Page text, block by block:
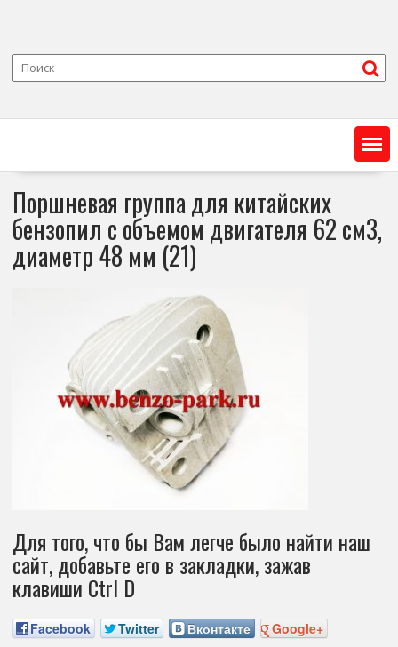
Поршневая группа для китайских
бензопил с объемом двигателя 62 см3,
диаметр 48 мм (21)
Для того, что бы Вам легче было найти наш
сайт, добавьте его в закладки, зажав
клавиши Ctrl D
Facebook Twitter Вконтакте Google+